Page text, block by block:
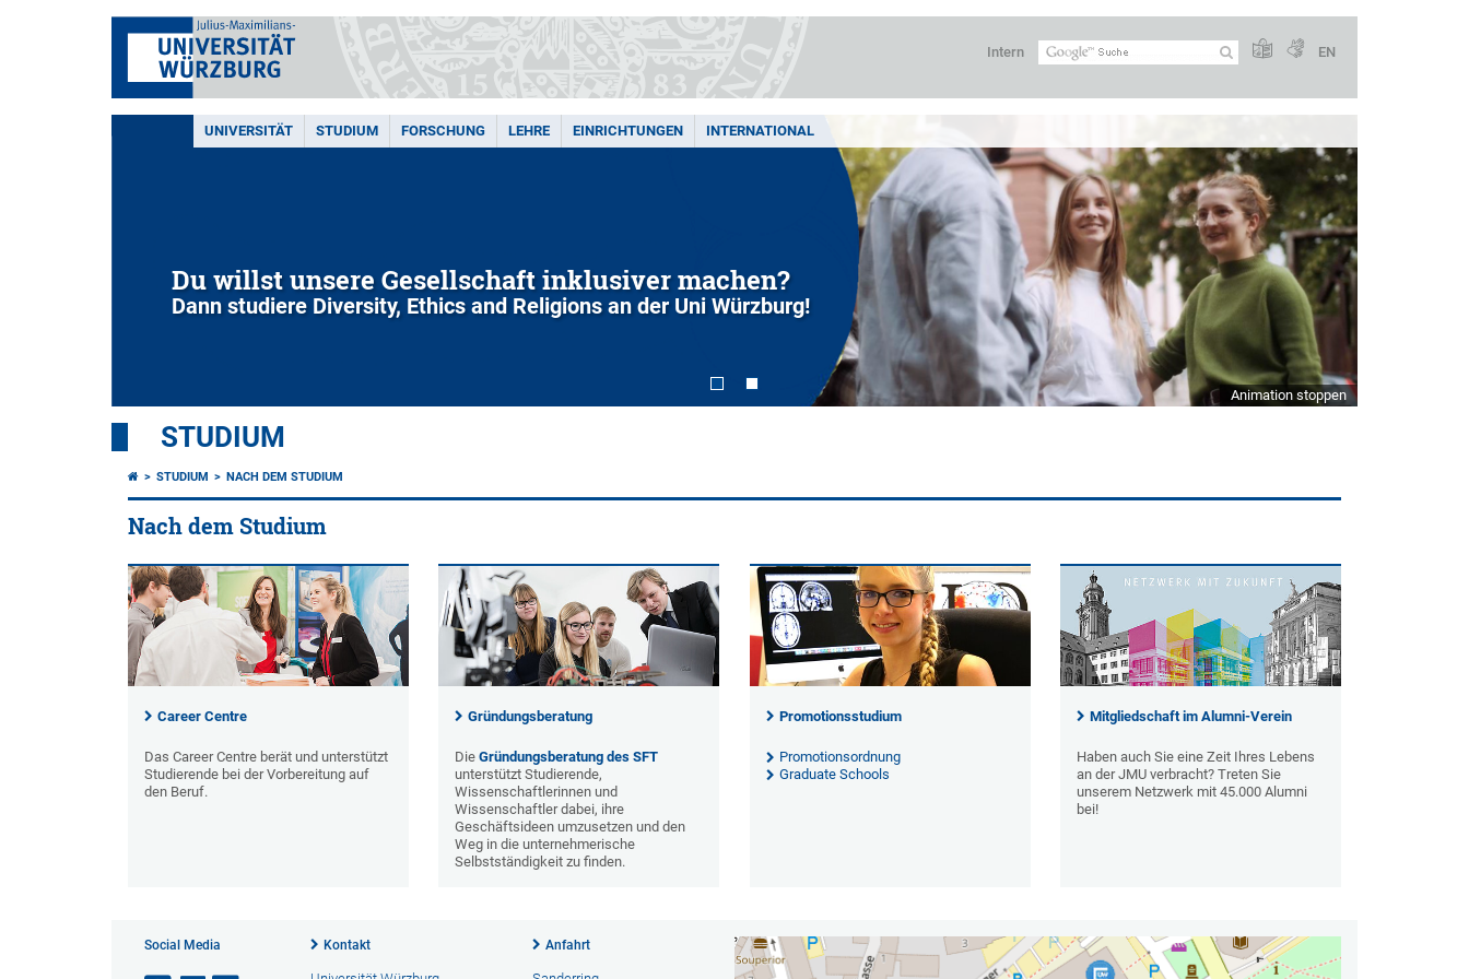
Intern EN
UNIVERSITÄT STUDIUM FORSCHUNG LEHRE EINRICHTUNGEN INTERNATIONAL
Du willst unsere Gesellschaft inklusiver machen?
Dann studiere Diversity, Ethics and Religions an der Uni Würzburg!
Animation stoppen
STUDIUM
STUDIUM NACH DEM STUDIUM
Nach dem Studium
Career Centre
Das Career Centre berät und unterstützt
Studierende bei der Vorbereitung auf
den Beruf.
Gründungsberatung
DieGründungsberatung des SFT
unterstützt Studierende,
Wissenschaftlerinnen und
Wissenschaftler dabei, ihre
Geschäftsideen umzusetzen und den
Weg in die unternehmerische
Selbstständigkeit zu finden.
Promotionsstudium
Promotionsordnung
Graduate Schools
Mitgliedschaft im Alumni-Verein
Haben auch Sie eine Zeit Ihres Lebens
an der JMU verbracht? Treten Sie
unserem Netzwerk mit 45.000 Alumni
bei!
Social Media Kontakt Anfahrt